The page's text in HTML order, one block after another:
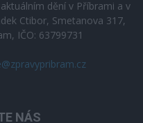
dění v Příbrami a v
Ctibor, Smetanova 317,
IČO: 63799731
NÁS